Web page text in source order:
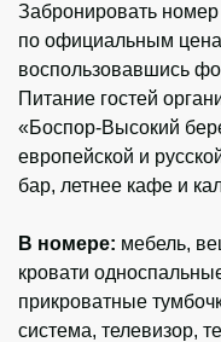
Забронировать
по официальным
воспользовавшись
Питание гостей
«Боспор-Высокий
европейской и
бар, летнее кафе и
В номере: мебель,
кровати
прикроватные
система, телевизор,